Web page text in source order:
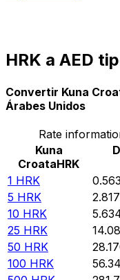
HRK a AED
Convertir Kuna
Árabes Unidos
Rate
Kuna
CroataHRK
1 HRK
5 HRK
10 HRK
25 HRK
50 HRK
100 HRK